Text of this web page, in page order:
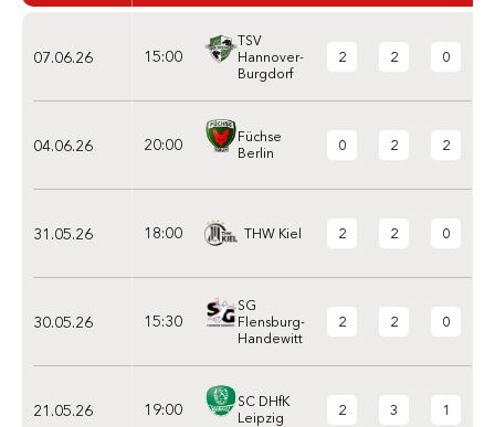
07.06.26 15:00
TSV
Hannover-
Burgdorf
2 2 0
04.06.26 20:00
Füchse
Berlin
0 2 2
31.05.26 18:00 THW Kiel 2 2 0
30.05.26 15:30
SG
Flensburg-
Handewitt
2 2 0
21.05.26 19:00
SC DHfK
Leipzig
2 3 1